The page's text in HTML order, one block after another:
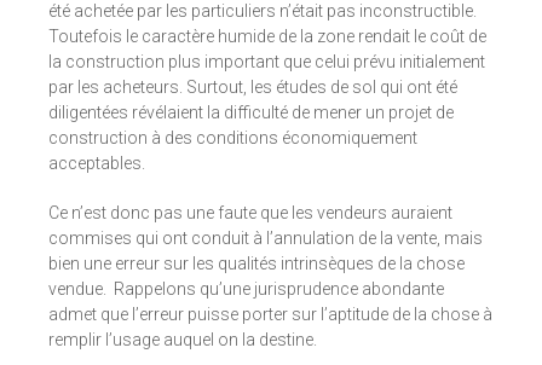
été achetée par les particuliers n’était pas inconstructible.
Toutefois le caractère humide de la zone rendait le coût de
la construction plus important que celui prévu initialement
par les acheteurs. Surtout, les études de sol qui ont été
diligentées révélaient la difficulté de mener un projet de
construction à des conditions économiquement
acceptables.
Ce n’est donc pas une faute que les vendeurs auraient
commises qui ont conduit à l’annulation de la vente, mais
bien une erreur sur les qualités intrinsèques de la chose
vendue. Rappelons qu’une jurisprudence abondante
admet que l’erreur puisse porter sur l’aptitude de la chose à
remplir l’usage auquel on la destine.